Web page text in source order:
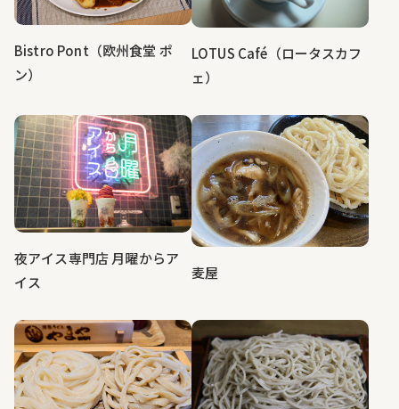
Bistro Pont（欧州食堂 ポ
ン）
LOTUS Café（ロータスカフ
ェ）
夜アイス専門店 月曜からア
イス
麦屋